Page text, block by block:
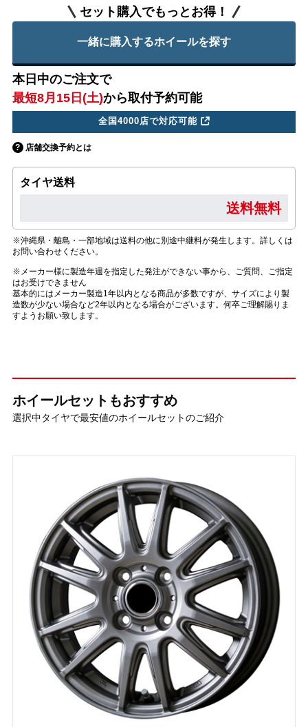
セット購入でもっとお得！
一緒に購入するホイールを探す
本日中のご注文で
最短8月15日(土)から取付予約可能
全国4000店で対応可能
店舗交換予約とは
タイヤ送料
送料無料
※沖縄県・離島・一部地域は送料の他に別途中継料が発生します。詳しくは
お問い合わせください。
※メーカー様に製造年週を指定した発注ができない事から、ご質問、ご指定
はお受けできません
基本的にはメーカー製造1年以内となる商品が多数ですが、サイズにより製
造数が少ない場合など2年以内となる場合がございます。何卒ご理解賜りま
すようお願い致します。
ホイールセットもおすすめ
選択中タイヤで最安値のホイールセットのご紹介